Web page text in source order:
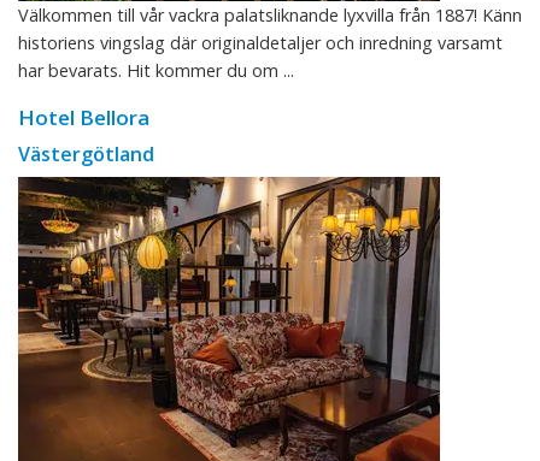
Välkommen till vår vackra palatsliknande lyxvilla från 1887! Känn
historiens vingslag där originaldetaljer och inredning varsamt
har bevarats. Hit kommer du om ...
Hotel Bellora
Västergötland